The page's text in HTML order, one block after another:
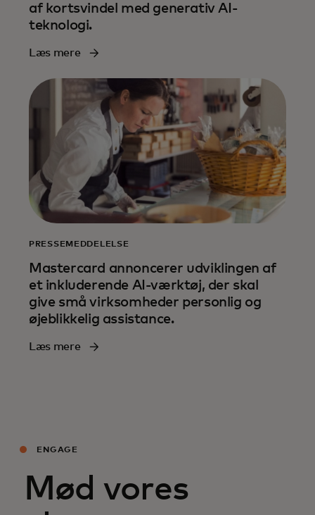
af kortsvindel med generativ AI-
teknologi.
Læs mere
PRESSEMEDDELELSE
Mastercard annoncerer udviklingen af
et inkluderende AI-værktøj, der skal
give små virksomheder personlig og
øjeblikkelig assistance.
Læs mere
ENGAGE
Mød vores